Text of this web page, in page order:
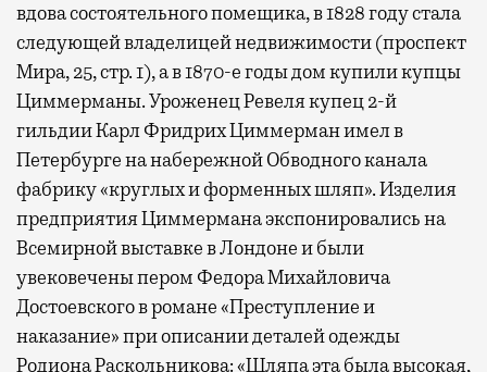
вдова состоятельного помещика, в 1828 году стала
следующей владелицей недвижимости (проспект
Мира, 25, стр. 1), а в 1870-е годы дом купили купцы
Циммерманы. Уроженец Ревеля купец 2-й
гильдии Карл Фридрих Циммерман имел в
Петербурге на набережной Обводного канала
фабрику «круглых и форменных шляп». Изделия
предприятия Циммермана экспонировались на
Всемирной выставке в Лондоне и были
увековечены пером Федора Михайловича
Достоевского в романе «Преступление и
наказание» при описании деталей одежды
Родиона Раскольникова: «Шляпа эта была высокая,